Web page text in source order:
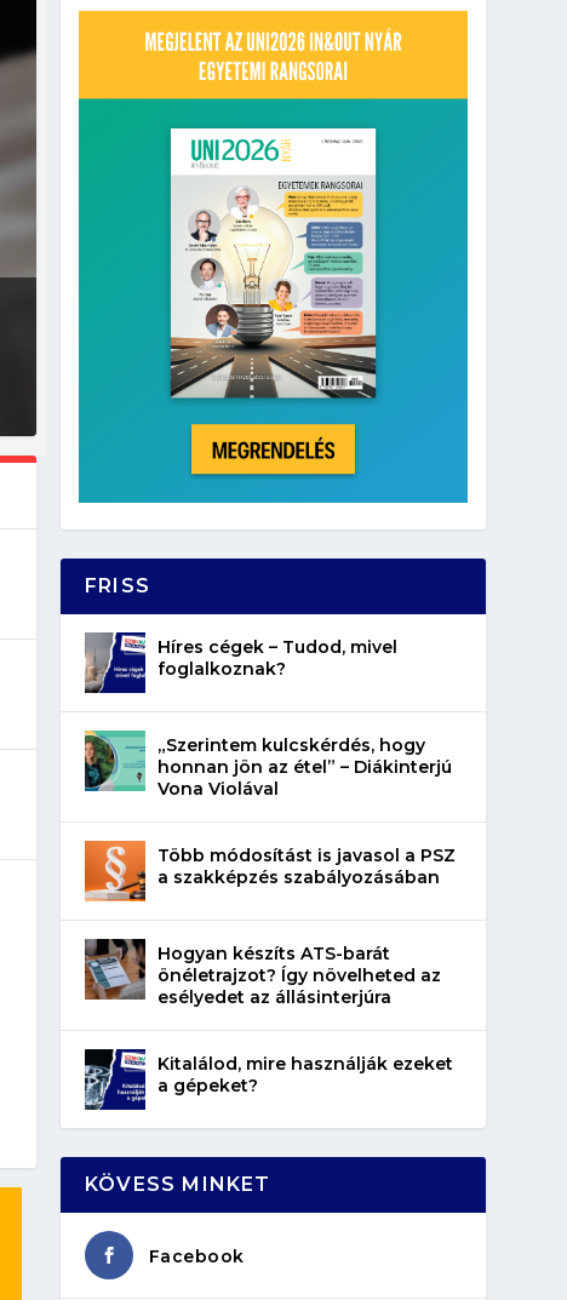
FRISS
Híres cégek – Tudod, mivel
foglalkoznak?
„Szerintem kulcskérdés, hogy
honnan jön az étel” – Diákinterjú
Vona Violával
Több módosítást is javasol a PSZ
a szakképzés szabályozásában
Hogyan készíts ATS-barát
önéletrajzot? Így növelheted az
esélyedet az állásinterjúra
Kitalálod, mire használják ezeket
a gépeket?
KÖVESS MINKET
Facebook